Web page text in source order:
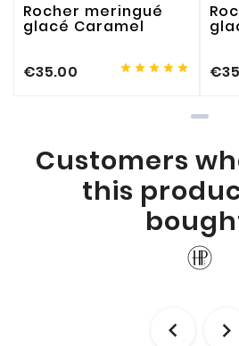
Rocher meringué
glacé Caramel
€35.00     
Customers
this
 